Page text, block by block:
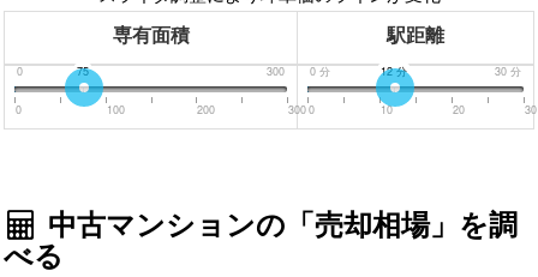
専有面積 駅距離
0 300
75
0 100 200 300
0 分 30 分
12分
0 10 20 30
中古マンションの「売却相場」を調
べる